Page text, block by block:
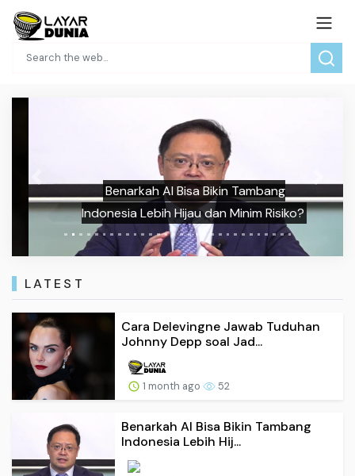
Benarkah AI Bisa Bikin Tambang
Indonesia Lebih Hijau dan Minim Risiko?
Previous Next
LATEST
Cara Delevingne Jawab Tuduhan
Johnny Depp soal Jad...
1 month ago 52
Benarkah AI Bisa Bikin Tambang
Indonesia Lebih Hij...